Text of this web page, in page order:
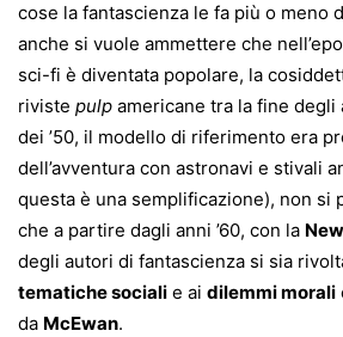
cose la fantascienza le fa più o meno
anche si vuole ammettere che
sci-fi è diventata popolare, la
riviste pulp americane tra la fine degli
dei ’50, il modello di riferimento era
dell’avventura con astronavi e stivali
questa è una semplificazione), non si
che a partire dagli anni ’60, con la
degli autori di fantascienza si sia
tematiche sociali e ai dilemmi morali
da McEwan.